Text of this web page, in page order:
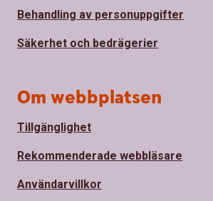
Behandling av personuppgifter
Säkerhet och bedrägerier
Om webbplatsen
Tillgänglighet
Rekommenderade webbläsare
Användarvillkor